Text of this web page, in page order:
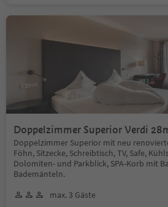
Doppelzimmer Superior Verdi
Doppelzimmer Superior mit neu
Föhn, Sitzecke, Schreibtisch, TV, Safe,
Dolomiten- und Parkblick, SPA-Korb mit
Bademänteln.
max. 3 Gäste